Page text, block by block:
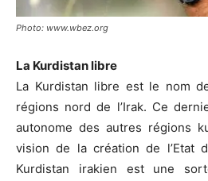
Photo: www.wbez.org
La Kurdistan libre
La Kurdistan libre est le nom
régions nord de l’Irak. Ce
autonome des autres régions
vision de la création de l’Etat
Kurdistan irakien est une